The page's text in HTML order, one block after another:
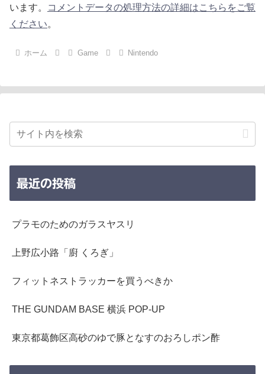
います。
コメントデータの処理方法の詳細はこちらをご覧
ください。
ホーム Game Nintendo
最近の投稿
プラモのためのガラスヤスリ
上野広小路「廚 くろぎ」
フィットネストラッカーを買うべきか
THE GUNDAM BASE 横浜 POP-UP
東京都葛飾区高砂のゆで豚となすのおろしポン酢